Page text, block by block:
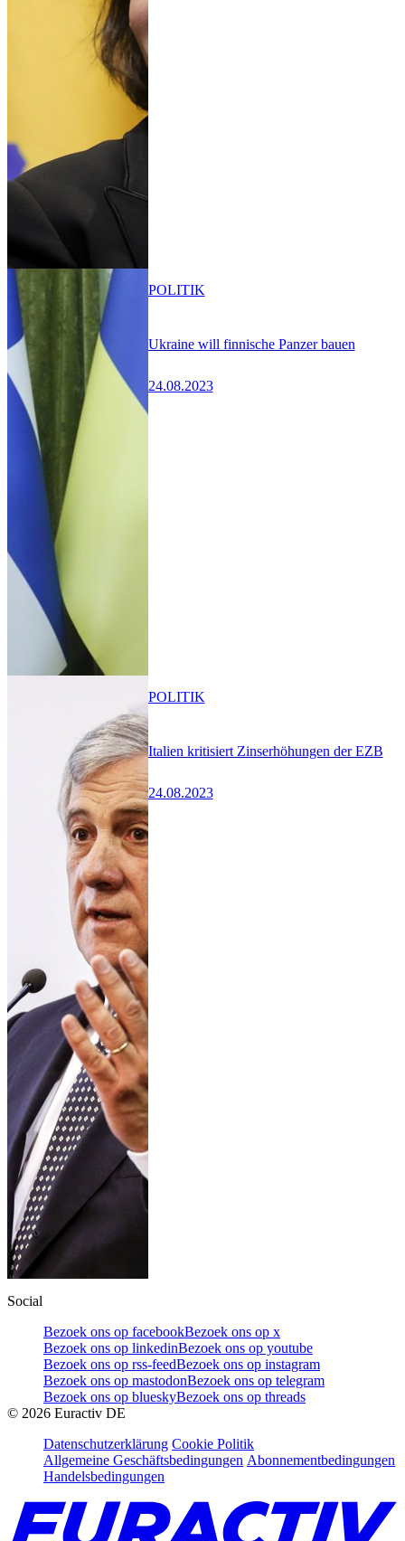
Ukraine will finnische Panzer bauen
24.08.2023
POLITIK
Italien kritisiert Zinserhöhungen der EZB
24.08.2023
POLITIK
Social
Bezoek ons op facebookBezoek ons op x
Bezoek ons op linkedinBezoek ons op youtube
Bezoek ons op rss-feedBezoek ons op instagram
Bezoek ons op mastodonBezoek ons op telegram
Bezoek ons op blueskyBezoek ons op threads
© 2026 Euractiv DE
Datenschutzerklärung Cookie Politik
Allgemeine Geschäftsbedingungen Abonnementbedingungen
Handelsbedingungen